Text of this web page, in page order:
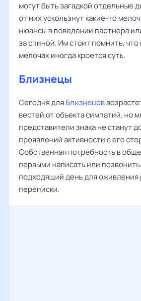
могут быть загадкой отдельные
от них ускользнут какие-то
нюансы в поведении партнера
за спиной. Им стоит помнить,
мелочах иногда кроется суть.
Близнецы
Сегодня дляБлизнецов
вестей от объекта симпатий, но
представители знака не станут
проявлений активности с его
Собственная потребность в
первыми написать или
подходящий день для оживления
переписки.